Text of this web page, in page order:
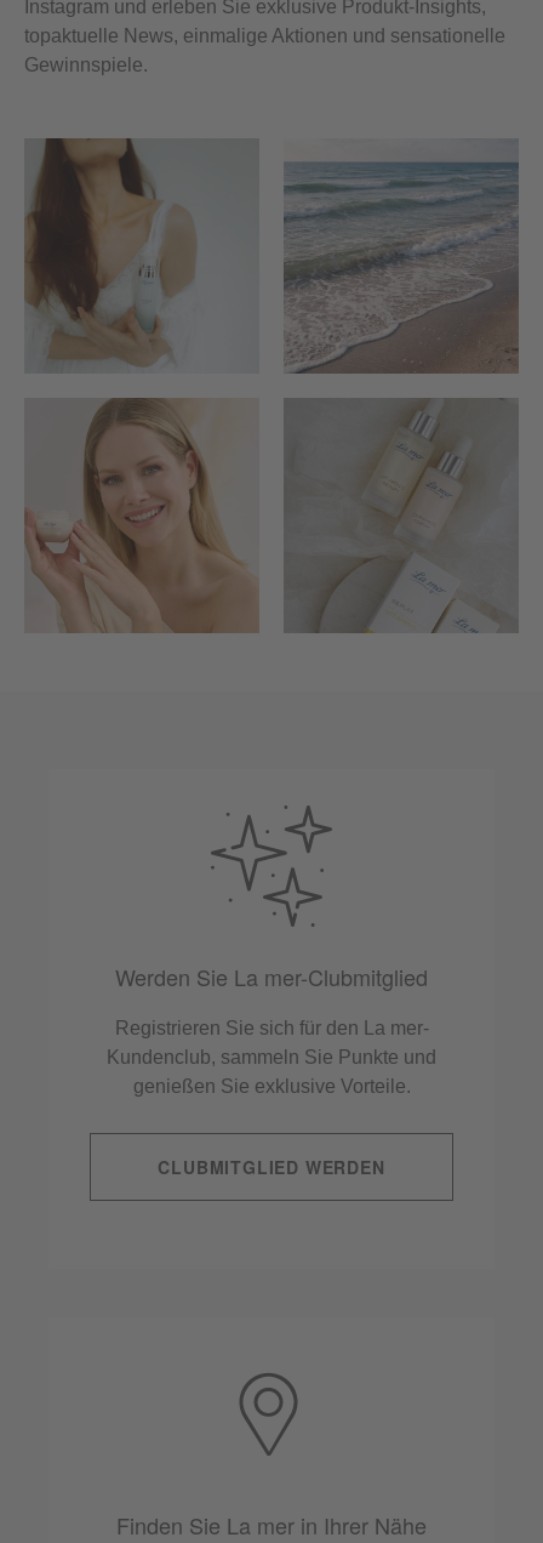
Instagram und erleben Sie exklusive Produkt-Insights,
topaktuelle News, einmalige Aktionen und sensationelle
Gewinnspiele.
Werden Sie La mer-Clubmitglied
Registrieren Sie sich für den La mer-
Kundenclub, sammeln Sie Punkte und
genießen Sie exklusive Vorteile.
CLUBMITGLIED WERDEN
Finden Sie La mer in Ihrer Nähe